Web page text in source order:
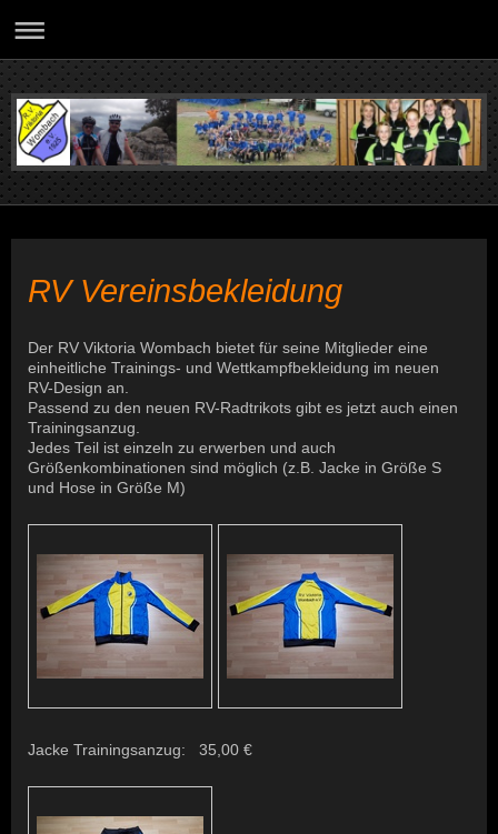
RV Vereinsbekleidung
Der RV Viktoria Wombach bietet für seine Mitglieder eine
einheitliche Trainings- und Wettkampfbekleidung im neuen
RV-Design an.
Passend zu den neuen RV-Radtrikots gibt es jetzt auch einen
Trainingsanzug.
Jedes Teil ist einzeln zu erwerben und auch
Größenkombinationen sind möglich (z.B. Jacke in Größe S
und Hose in Größe M)
Jacke Trainingsanzug: 35,00 €